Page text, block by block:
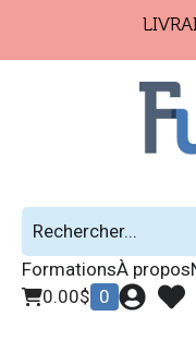
FormationsÀ propos
0.00$ 0